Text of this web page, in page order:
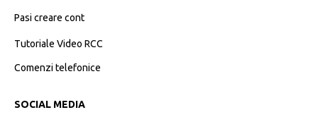
Pasi creare cont
Tutoriale Video RCC
Comenzi telefonice
SOCIAL MEDIA